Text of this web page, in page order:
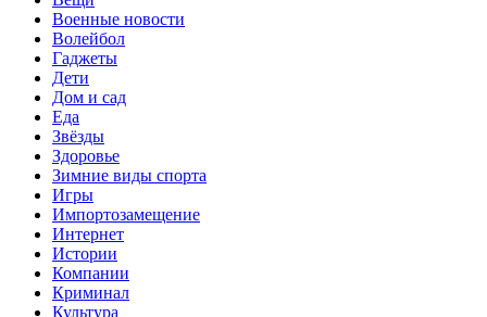
Военные новости
Волейбол
Гаджеты
Дети
Дом и сад
Еда
Звёзды
Здоровье
Зимние виды спорта
Игры
Импортозамещение
Интернет
Истории
Компании
Криминал
Культура